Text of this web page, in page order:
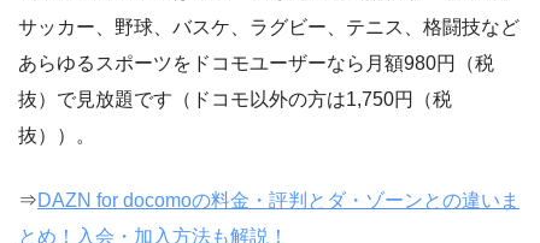
サッカー、野球、バスケ、ラグビー、テニス、格闘技など
あらゆるスポーツをドコモユーザーなら月額980円（税
抜）で見放題です（ドコモ以外の方は1,750円（税
抜））。
⇒DAZN for docomoの料金・評判とダ・ゾーンとの違いま
とめ！入会・加入方法も解説！